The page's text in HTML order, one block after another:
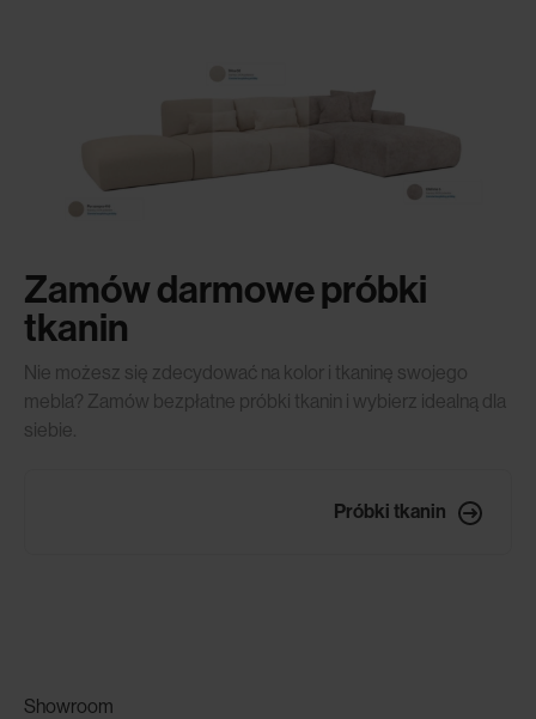
Zamów darmowe próbki
tkanin
Nie możesz się zdecydować na kolor i tkaninę swojego
mebla? Zamów bezpłatne próbki tkanin i wybierz idealną dla
siebie.
Próbki tkanin
Showroom